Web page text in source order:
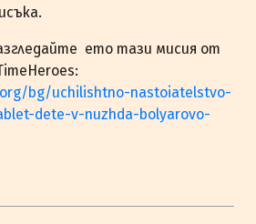
ето тази мисия от
bg/uchilishtno-nastoiatelstvo-
dete-v-nuzhda-bolyarovo-